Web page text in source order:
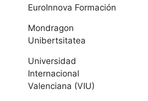
Salamanca
Universidad de
Valladolid
Cataluña
EuroInnova Formación
Mondragon
Unibertsitatea
Universidad
Internacional
Valenciana (VIU)